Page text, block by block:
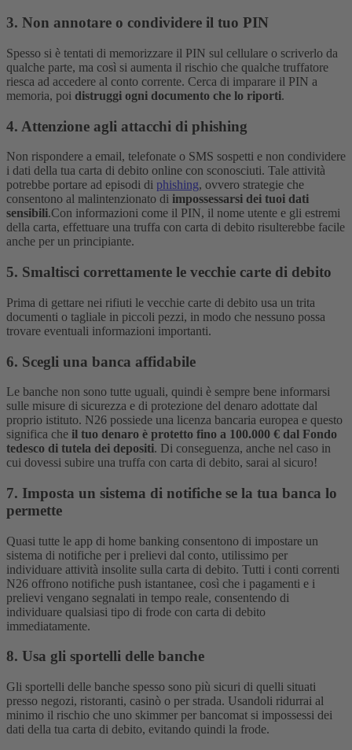
3. Non annotare o condividere il tuo PIN
Spesso si è tentati di memorizzare il PIN sul cellulare o scriverlo da
qualche parte, ma così si aumenta il rischio che qualche truffatore
riesca ad accedere al conto corrente. Cerca di imparare il PIN a
memoria, poi distruggi ogni documento che lo riporti.
4. Attenzione agli attacchi di phishing
Non rispondere a email, telefonate o SMS sospetti e non condividere
i dati della tua carta di debito online con sconosciuti. Tale attività
potrebbe portare ad episodi di phishing, ovvero strategie che
consentono al malintenzionato di impossessarsi dei tuoi dati
sensibili.Con informazioni come il PIN, il nome utente e gli estremi
della carta, effettuare una truffa con carta di debito risulterebbe facile
anche per un principiante.
5. Smaltisci correttamente le vecchie carte di debito
Prima di gettare nei rifiuti le vecchie carte di debito usa un trita
documenti o tagliale in piccoli pezzi, in modo che nessuno possa
trovare eventuali informazioni importanti.
6. Scegli una banca affidabile
Le banche non sono tutte uguali, quindi è sempre bene informarsi
sulle misure di sicurezza e di protezione del denaro adottate dal
proprio istituto. N26 possiede una licenza bancaria europea e questo
significa che il tuo denaro è protetto fino a 100.000 € dal Fondo
tedesco di tutela dei depositi. Di conseguenza, anche nel caso in
cui dovessi subire una truffa con carta di debito, sarai al sicuro!
7. Imposta un sistema di notifiche se la tua banca lo
permette
Quasi tutte le app di home banking consentono di impostare un
sistema di notifiche per i prelievi dal conto, utilissimo per
individuare attività insolite sulla carta di debito. Tutti i conti correnti
N26 offrono notifiche push istantanee, così che i pagamenti e i
prelievi vengano segnalati in tempo reale, consentendo di
individuare qualsiasi tipo di frode con carta di debito
immediatamente.
8. Usa gli sportelli delle banche
Gli sportelli delle banche spesso sono più sicuri di quelli situati
presso negozi, ristoranti, casinò o per strada. Usandoli ridurrai al
minimo il rischio che uno skimmer per bancomat si impossessi dei
dati della tua carta di debito, evitando quindi la frode.